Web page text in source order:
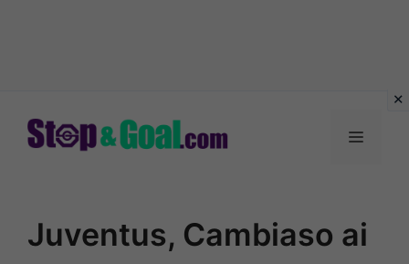
Menu
Juventus, Cambiaso ai